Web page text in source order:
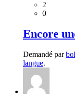
2
0
Encore
Demandé par
langue.